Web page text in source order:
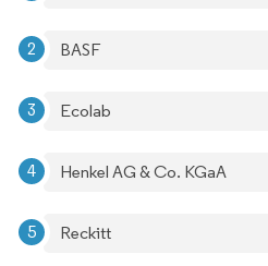
BASF
Ecolab
Henkel AG & Co. KGaA
Reckitt